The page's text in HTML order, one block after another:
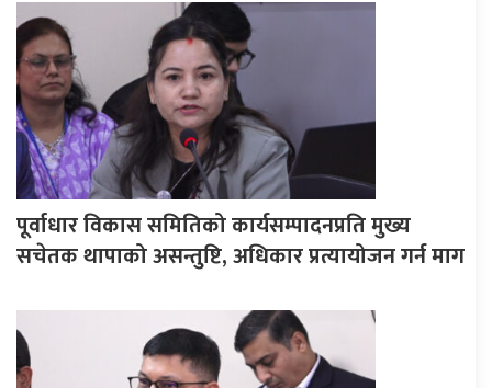
पूर्वाधार विकास समितिको कार्यसम्पादनप्रति मुख्य
सचेतक थापाको असन्तुष्टि, अधिकार प्रत्यायोजन गर्न माग